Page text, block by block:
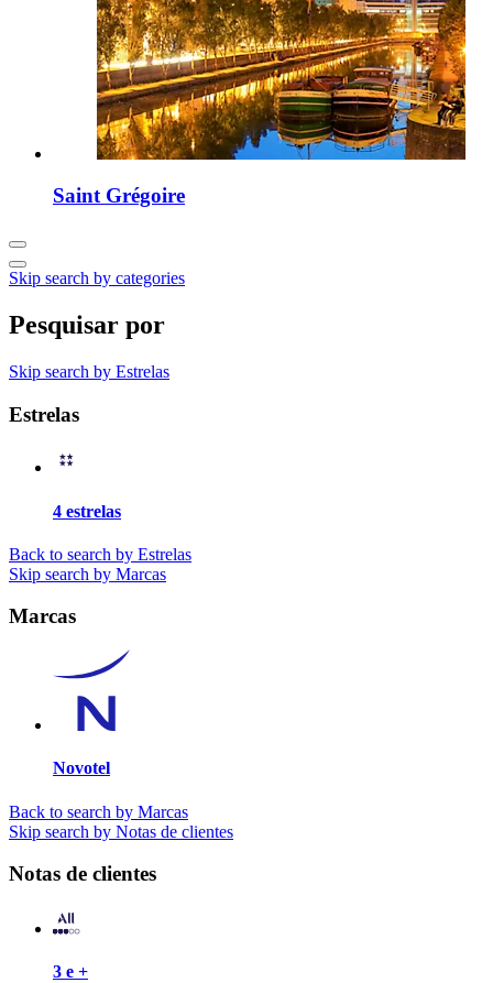
Saint Grégoire
Skip search by categories
Pesquisar por
Skip search by Estrelas
Estrelas
4 estrelas
Back to search by Estrelas
Skip search by Marcas
Marcas
Novotel
Back to search by Marcas
Skip search by Notas de clientes
Notas de clientes
3 e +